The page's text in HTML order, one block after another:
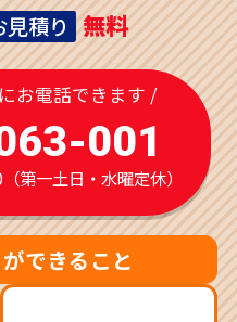
見積り 無料
お電話できます /
001
第一土日・水曜定休）
できること